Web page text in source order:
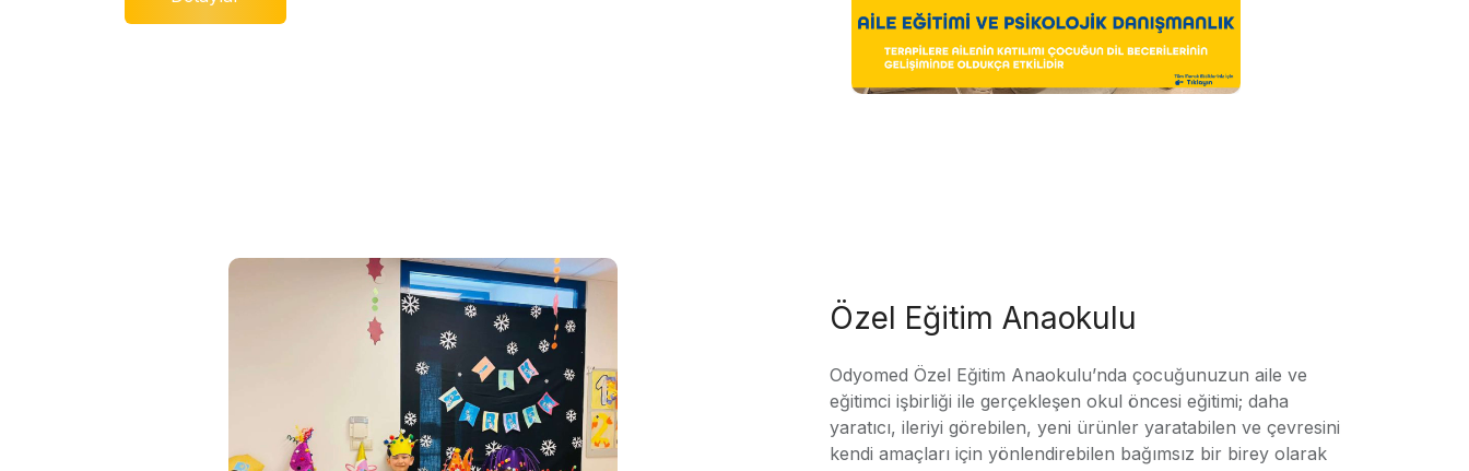
Özel Eğitim Anaokulu
Odyomed Özel Eğitim Anaokulu’nda çocuğunuzun aile ve
eğitimci işbirliği ile gerçekleşen okul öncesi eğitimi; daha
yaratıcı, ileriyi görebilen, yeni ürünler yaratabilen ve çevresini
kendi amaçları için yönlendirebilen bağımsız bir birey olarak